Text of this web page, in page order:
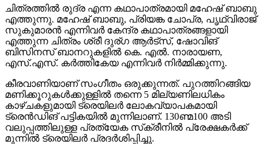
ചിത്രത്തില്‍ രുദ്ര എന്ന കഥാപാത്രമായി മഹേഷ് ബാബു
എത്തുന്നു. മഹേഷ് ബാബു, പ്രിയങ്ക ചോപ്ര, പൃഥ്വിരാജ്
സുകുമാരന്‍ എന്നിവര്‍ കേന്ദ്ര കഥാപാത്രങ്ങളായി
എത്തുന്ന ചിത്രം ശ്രീ ദുര്ഗ ആര്‍ട്‌സ്, ഷോവിങ്
ബിസിനസ് ബാനറുകളില്‍ കെ. എല്‍. നാരായണ,
എസ്.എസ്. കര്‍ത്തികേയ എന്നിവര്‍ നിര്‍മ്മിക്കുന്നു.
കീരവാണിയാണ് സംഗീതം ഒരുക്കുന്നത്. പുറത്തിറങ്ങിയ
മണിക്കൂറുകള്‍ക്കുള്ളില്‍ തന്നെ 5 മില്യണിലധികം
കാഴ്ചകളുമായി ട്രെയിലര്‍ ലോകവ്യാപകമായി
ട്രെന്‍ഡിങ് പട്ടികയില്‍ മുന്നിലാണ്. 130ണ്മ100 അടി
വലുപ്പത്തിലുള്ള പ്രത്യേക സ്‌ക്രീനില്‍ പ്രേക്ഷകര്‍ക്ക്
മുന്നില്‍ ട്രെയിലര്‍ പ്രദര്‍ശിപ്പിച്ചു.